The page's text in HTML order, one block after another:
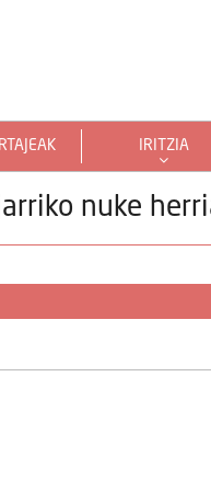
IRITZIA
nuke